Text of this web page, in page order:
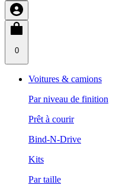
0
Voitures & camions
Par niveau de finition
Prêt à courir
Bind-N-Drive
Kits
Par taille